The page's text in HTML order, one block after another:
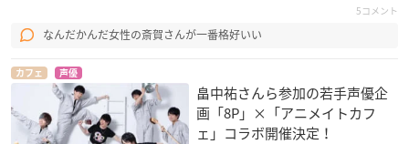
5コメント
なんだかんだ女性の斎賀さんが一番格好いい
カフェ 声優
畠中祐さんら参加の若手声優企
画「8P」×「アニメイトカフ
ェ」コラボ開催決定！